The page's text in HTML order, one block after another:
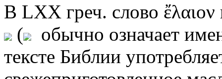
В LXX греч. слово ἔλαιον
(
обычно означает
тексте Библии